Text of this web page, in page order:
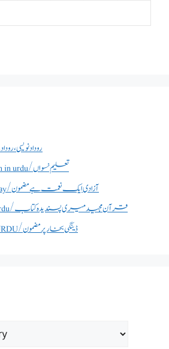
روداد نویسی
essay on taleem e niswan in urdu/تعلیم نسواں
azadi aik Naimat hai essay/آزادی ایک نعمت ہے مضمون
quran majeed essay in urdu/قرآن مجید میری پسندیدہ کتاب
DENGUE ESSAY IN URDU/ڈینگی بخار پر مضمون